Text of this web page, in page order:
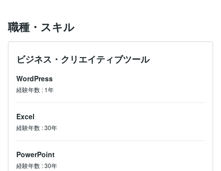
職種・スキル
ビジネス・クリエイティブツール
WordPress
経験年数 : 1年
Excel
経験年数 :30年
PowerPoint
経験年数 :30年